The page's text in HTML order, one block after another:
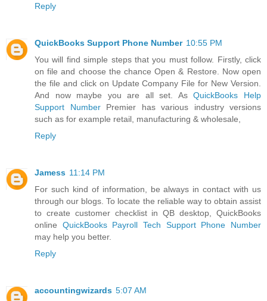
Reply
QuickBooks Support Phone Number 10:55 PM
You will find simple steps that you must follow. Firstly, click
on file and choose the chance Open & Restore. Now open
the file and click on Update Company File for New Version.
And now maybe you are all set. AsQuickBooks Help
Support NumberPremier has various industry versions
such as for example retail, manufacturing & wholesale,
Reply
Jamess 11:14 PM
For such kind of information, be always in contact with us
through our blogs. To locate the reliable way to obtain assist
to create customer checklist in QB desktop, QuickBooks
online QuickBooks Payroll Tech Support Phone Number
may help you better.
Reply
accountingwizards 5:07 AM